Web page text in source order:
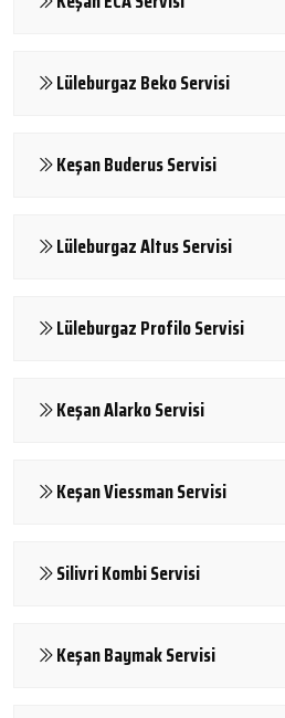
Lüleburgaz Beko Servisi
Keşan Buderus Servisi
Lüleburgaz Altus Servisi
Lüleburgaz Profilo Servisi
Keşan Alarko Servisi
Keşan Viessman Servisi
Silivri Kombi Servisi
Keşan Baymak Servisi